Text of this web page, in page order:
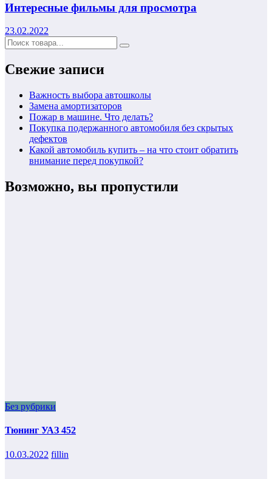
Интересные фильмы для просмотра
23.02.2022
Свежие записи
Важность выбора автошколы
Замена амортизаторов
Пожар в машине. Что делать?
Покупка подержанного автомобиля без скрытых
дефектов
Какой автомобиль купить – на что стоит обратить
внимание перед покупкой?
Возможно, вы пропустили
Без рубрики
Тюнинг УАЗ 452
10.03.2022 fillin